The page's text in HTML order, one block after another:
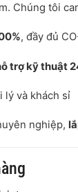
Chúng tôi
, đầy đủ
trợ kỹ thuật
lý và khách sỉ
nghiệp,